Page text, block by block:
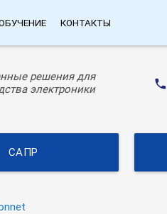
КОНТАКТЫ
решения для
электроники
phone
САПР